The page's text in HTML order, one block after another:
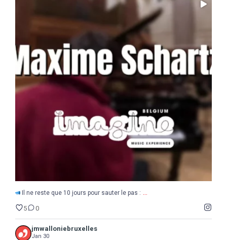
Il ne reste que 10 jours pour sauter le pas :
5
Il ne reste que 10 jours pour sauter le pas : ...
5 0
jmwalloniebruxelles
Jan 30